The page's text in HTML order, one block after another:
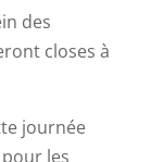
des
closes à
journée
les